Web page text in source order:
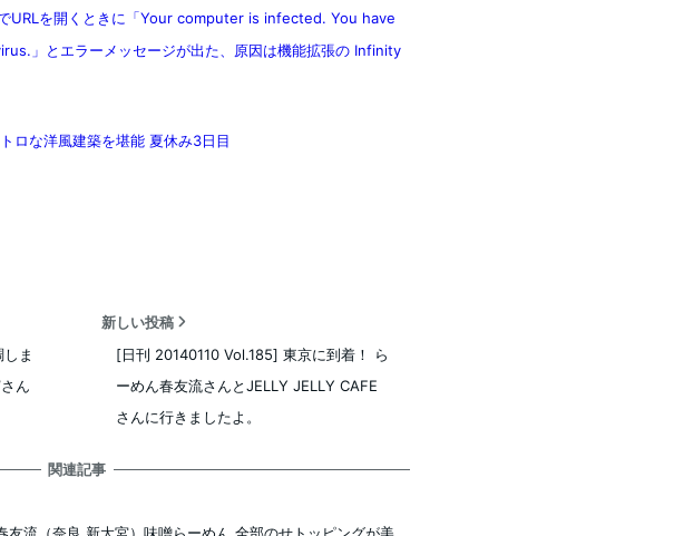
URLを開くときに「Your computer is infected. You have
」とエラーメッセージが出た、原因は機能拡張の Infinity
ロな洋風建築を堪能 夏休み3日目
ま
ん
新しい投稿
[日刊 20140110 Vol.185] 東京に到着！ ら
ーめん春友流さんとJELLY JELLY CAFE
さんに行きましたよ。
関連記事